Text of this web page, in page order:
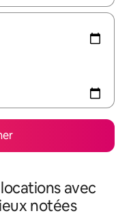
avec
notées